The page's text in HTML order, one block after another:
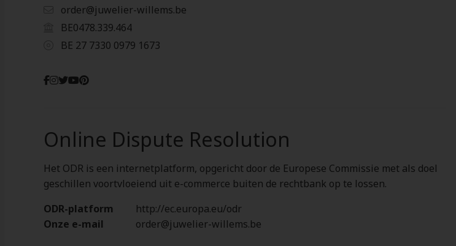
order@juwelier-willems.be
BE0478.339.464
BE 27 7330 0979 1673
Online Dispute Resolution
Het ODR is een internetplatform, opgericht door de Europese Commissie met als doel
geschillen voortvloeiend uit e-commerce buiten de rechtbank op te lossen.
ODR-platform
http://ec.europa.eu/odr
Onze e-mail
order@juwelier-willems.be